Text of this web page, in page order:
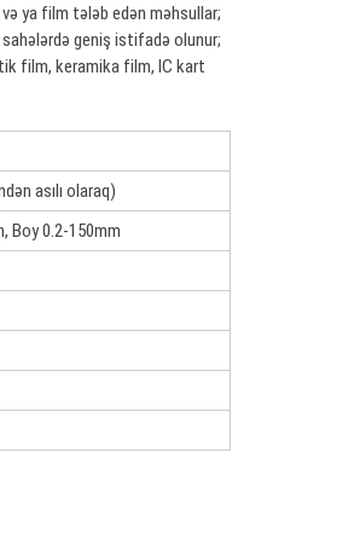
ya film tələb edən məhsullar;
geniş istifadə olunur;
film, keramika film, IC kart
asılı olaraq)
Boy 0.2-150mm